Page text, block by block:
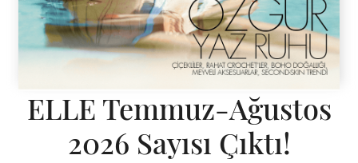
ELLE Temmuz-Ağustos
2026 Sayısı Çıktı!